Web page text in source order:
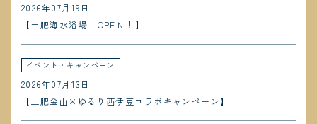
2026年07月19日
【土肥海水浴場 OPEＮ！】
2026年07月13日
イベント・キャンペーン
【土肥金山×ゆるり西伊豆コラボキャンペーン】